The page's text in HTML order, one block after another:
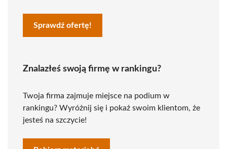
Sprawdź ofertę!
Znalazłeś swoją firmę w rankingu?
Twoja firma zajmuje miejsce na podium w
rankingu? Wyróżnij się i pokaż swoim klientom, że
jesteś na szczycie!